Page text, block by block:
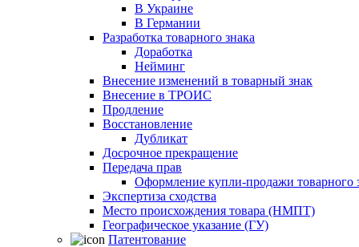
В Украине
В Германии
Разработка товарного знака
Доработка
Нейминг
Внесение изменений в товарный знак
Внесение в ТРОИС
Продление
Восстановление
Дубликат
Досрочное прекращение
Передача прав
Оформление купли-продажи товарного
Экспертиза сходства
Место происхождения товара (НМПТ)
Географическое указание (ГУ)
Патентование